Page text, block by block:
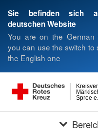
Sie befinden sich
deutschen Website
You are on the German
you can use the switch to
the English one
Spree